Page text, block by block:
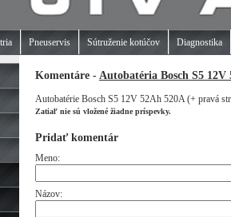
Pneuservis Sútruženie kotúčov Diagnostika
Komentáre - Autobatéria Bosch S5
Autobatérie Bosch S5 12V 52Ah 520A (+ pravá
Zatiaľ nie sú vložené žiadne príspevky.
Pridať komentár
Meno:
Názov: